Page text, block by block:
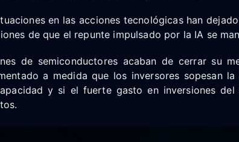
en las acciones tecnológicas han
de que el repunte impulsado por la IA se
de semiconductores acaban de cerrar su
a medida que los inversores sopesan
y si el fuerte gasto en inversiones del